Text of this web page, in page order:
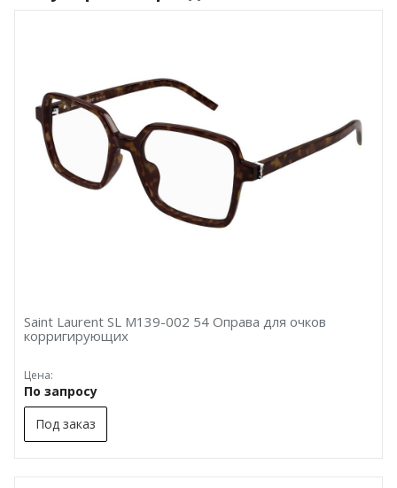
Saint Laurent SL M139-002 54 Оправа для очков
корригирующих
Цена:
По запросу
Под заказ